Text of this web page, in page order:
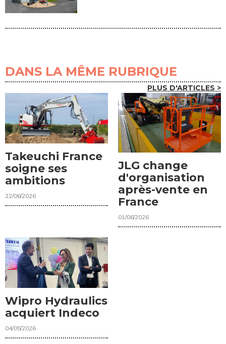
DANS LA MÊME RUBRIQUE
PLUS D'ARTICLES >
Takeuchi France
soigne ses
ambitions
22/06/2026
JLG change
d'organisation
après-vente en
France
01/06/2026
Wipro Hydraulics
acquiert Indeco
04/05/2026